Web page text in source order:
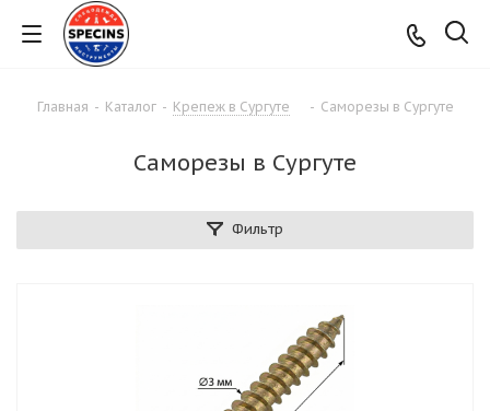
Главная - Каталог - Крепеж в Сургуте - Саморезы в Сургуте
Саморезы в Сургуте
Фильтр